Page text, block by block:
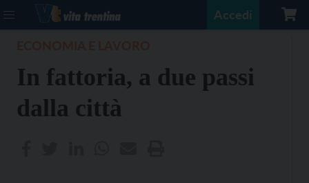
Accedi
In fattoria, a due passi
dalla città